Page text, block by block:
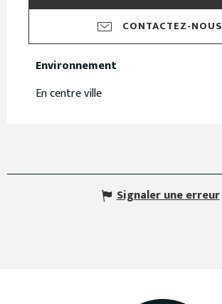
CONTACTEZ-NOUS
Environnement
Environnement
En centre ville
Signaler une erreur